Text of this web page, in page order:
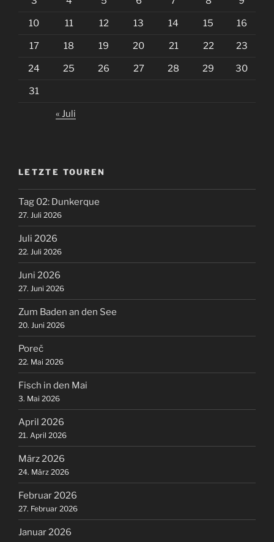
10 11 12 13 14 15 16
17 18 19 20 21 22 23
24 25 26 27 28 29 30
31
« Juli
LETZTE TOUREN
Tag 02: Dunkerque
27. Juli 2026
Juli 2026
22. Juli 2026
Juni 2026
27. Juni 2026
Zum Baden an den See
20. Juni 2026
Poreč
22. Mai 2026
Fisch in den Mai
3. Mai 2026
April 2026
21. April 2026
März 2026
24. März 2026
Februar 2026
27. Februar 2026
Januar 2026